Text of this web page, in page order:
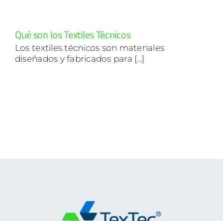
Qué son los Textiles Técnicos
Los textiles técnicos son materiales
diseñados y fabricados para [...]